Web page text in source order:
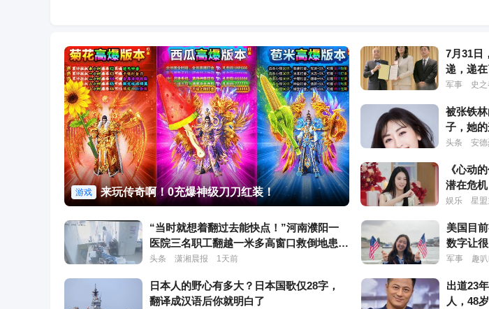
游戏 来玩传奇啊！0充爆神级刀刀红装！
7月31日
递，递
军事 史
被张铁
子，她
头条 安
《心动
潜在危机
娱乐 星盟
“当时就想着翻过去能快点！”河南濮阳一
医院三名职工翻越一米多高窗口救倒地患者
获赞，医院：将对三人进行表彰奖励
头条 潇湘晨报 1天前
美国目
数字让
军事 趣
日本人的野心有多大？日本国歌仅28字，
翻译成汉语后你就明白了
出道23
人，48